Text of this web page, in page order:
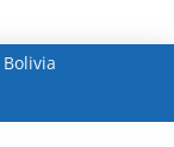
Bolivia